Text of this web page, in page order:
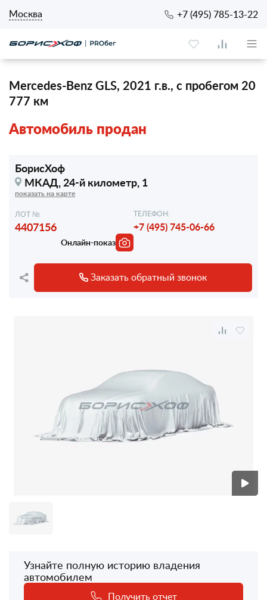
Москва +7 (495) 785-13-22
Mercedes-Benz GLS, 2021 г.в., с пробегом 20
777 км
Автомобиль продан
БорисХоф
МКАД, 24-й километр, 1
показать на карте
ЛОТ №
4407156
ТЕЛЕФОН:
+7 (495) 745-06-66
Онлайн-показ
Заказать обратный звонок
Узнайте полную историю владения
автомобилем
Получить отчет